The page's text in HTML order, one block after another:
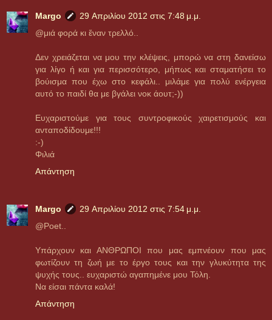
Margo
29 Απριλίου 2012 στις 7:48 μ.μ.
@μιά φορά κι ἕναν τρελλό..
Δεν χρειάζεται να μου την κλέψεις, μπορώ να στη δανείσω
για λίγο ή και για περισσότερο, μήπως και σταματήσει το
βούισμα που έχω στο κεφάλι.. μιλάμε για πολύ ενέργεια
αυτό το παιδί θα με βγάλει νοκ άουτ;-))
Ευχαριστούμε για τους συντροφικούς χαιρετισμούς και
ανταποδίδουμε!!!
:-)
Φιλιά
Απάντηση
Margo
29 Απριλίου 2012 στις 7:54 μ.μ.
@Poet..
Υπάρχουν και ΑΝΘΡΩΠΟΙ που μας εμπνέουν που μας
φωτίζουν τη ζωή με το έργο τους και την γλυκύτητα της
ψυχής τους.. ευχαριστώ αγαπημένε μου Τόλη.
Να είσαι πάντα καλά!
Απάντηση